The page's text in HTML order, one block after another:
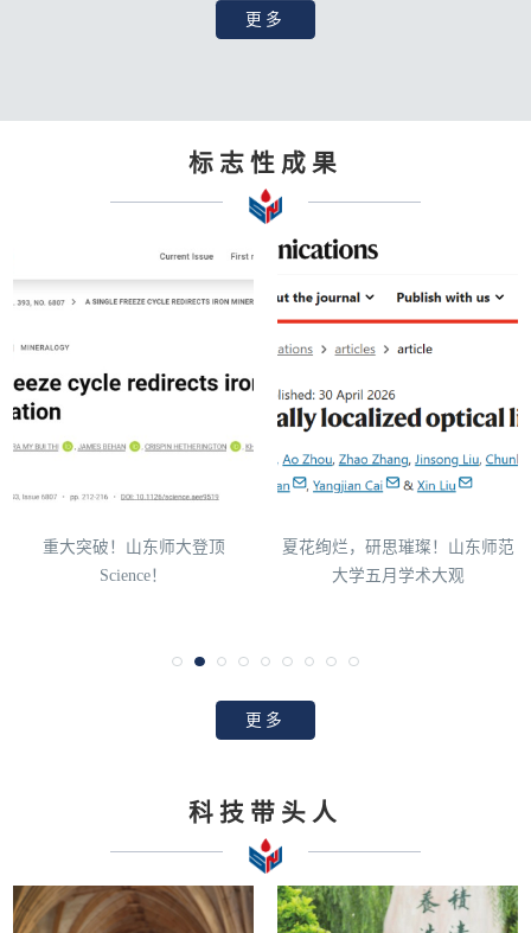
更多
标志性成果
重大突破！山东师大登顶
Science！
夏花绚烂，研思璀璨！山东师范
大学五月学术大观
更多
科技带头人